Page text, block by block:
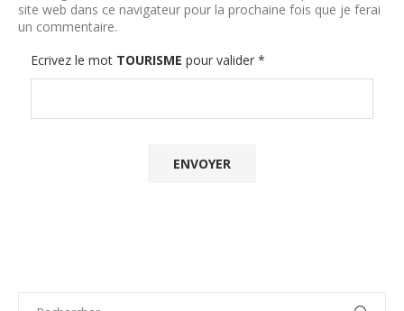
site web dans ce navigateur pour la prochaine fois que je ferai
un commentaire.
Ecrivez le mot TOURISME pour valider *